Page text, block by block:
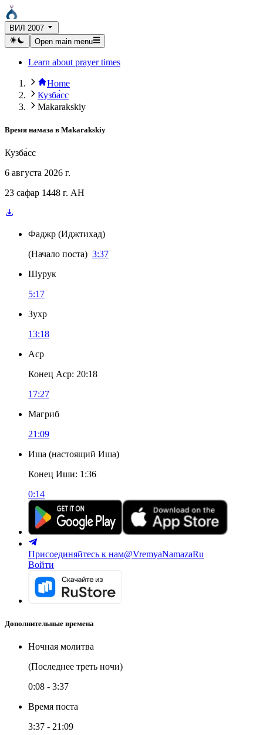
ВИЛ 2007
Open main menu
Learn about prayer times
Home
Кузба́сс
Makarakskiy
Время намаза в Makarakskiy
Кузба́сс
6 августа 2026 г.
23 сафар 1448 г. AH
Фаджр (Иджтихад)
(Начало поста) 3:37
Шурук
5:17
Зухр
13:18
Аср
Конец Аср: 20:18
17:27
Магриб
21:09
Иша (настоящий Иша)
Конец Иши: 1:36
0:14
Присоединяйтесь к нам@VremyaNamazaRu
Войти
Дополнительные времена
Ночная молитва
(Последнее треть ночи)
0:08 - 3:37
Время поста
3:37 - 21:09